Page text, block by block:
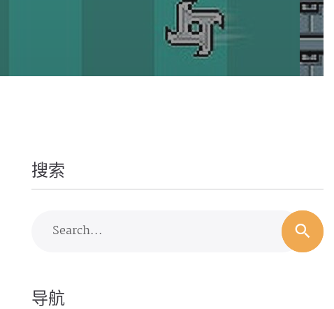
搜索
Search...
导航